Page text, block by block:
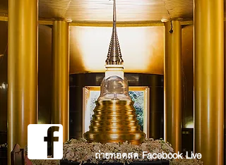
ถ่ายทอดสด Facebook Live